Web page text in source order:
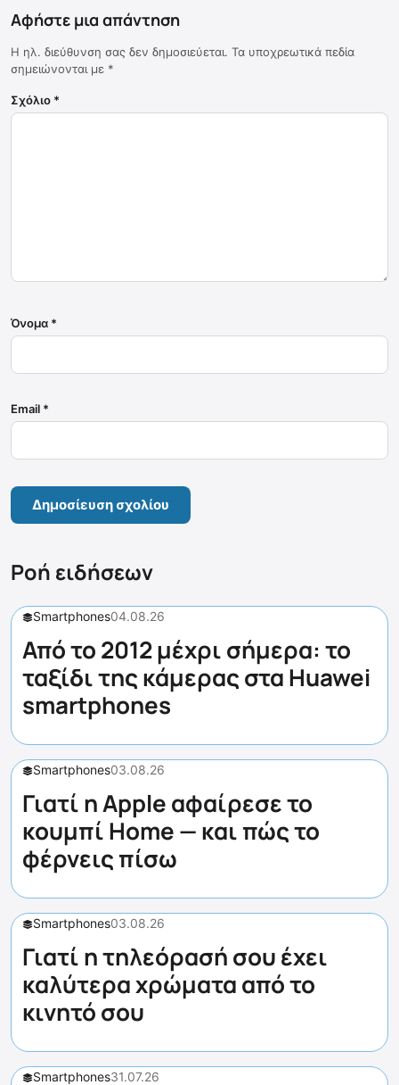
Αφήστε μια απάντηση
Η ηλ. διεύθυνση σας δεν δημοσιεύεται. Τα υποχρεωτικά πεδία
σημειώνονται με *
Σχόλιο *
Όνομα *
Email *
Ροή ειδήσεων
Smartphones04.08.26
Από το 2012 μέχρι σήμερα: το
ταξίδι της κάμερας στα Huawei
smartphones
Smartphones03.08.26
Γιατί η Apple αφαίρεσε το
κουμπί Home — και πώς το
φέρνεις πίσω
Smartphones03.08.26
Γιατί η τηλεόρασή σου έχει
καλύτερα χρώματα από το
κινητό σου
Smartphones31.07.26